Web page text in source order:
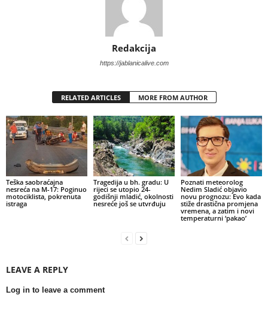
Redakcija
https://jablanicalive.com
RELATED ARTICLES MORE FROM AUTHOR
Teška saobraćajna
nesreća na M-17: Poginuo
motociklista, pokrenuta
istraga
Tragedija u bh. gradu: U
rijeci se utopio 24-
godišnji mladić, okolnosti
nesreće još se utvrđuju
Poznati meteorolog
Nedim Sladić objavio
novu prognozu: Evo kada
stiže drastična promjena
vremena, a zatim i novi
temperaturni ‘pakao’
LEAVE A REPLY
Log in to leave a comment